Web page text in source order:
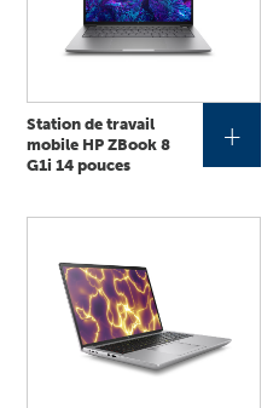
Station de travail
mobile HP ZBook 8
G1i 14 pouces
+